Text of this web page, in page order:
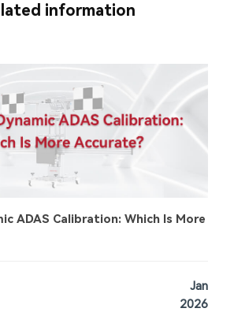
information
ADAS Calibration: Which Is More
Jan
2026